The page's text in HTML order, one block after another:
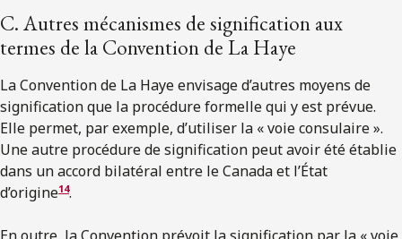
C. Autres mécanismes de signification aux
termes de la Convention de La Haye
La Convention de La Haye envisage d’autres moyens de
signification que la procédure formelle qui y est prévue.
Elle permet, par exemple, d’utiliser la « voie consulaire ».
Une autre procédure de signification peut avoir été établie
dans un accord bilatéral entre le Canada et l’État
d’origine14.